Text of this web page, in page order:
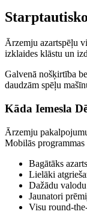
Ārzemju azartspēļu
izklaides klāstu un
Galvenā nošķirtība
daudzām spēļu
Kāda Iemesla
Ārzemju
Mobilās
Bagātāks
Lielāki
Dažādu
Jaunatori
Visu round-